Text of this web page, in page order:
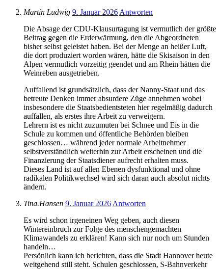
Martin Ludwig 9. Januar 2026 Antworten
Die Absage der CDU-Klausurtagung ist vermutlich der größte
Beitrag gegen die Erderwärmung, den die Abgeordneten
bisher selbst geleistet haben. Bei der Menge an heißer Luft,
die dort produziert worden wären, hätte die Skisaison in den
Alpen vermutlich vorzeitig geendet und am Rhein hätten die
Weinreben ausgetrieben.
Auffallend ist grundsätzlich, dass der Nanny-Staat und das
betreute Denken immer absurdere Züge annehmen wobei
insbesondere die Staatsbedientsteten hier regelmäßig dadurch
auffallen, als erstes ihre Arbeit zu verweigern.
Lehrern ist es nicht zuzumuten bei Schnee und Eis in die
Schule zu kommen und öffentliche Behörden bleiben
geschlossen… während jeder normale Arbeitnehmer
selbstverständlich weiterhin zur Arbeit erscheinen und die
Finanzierung der Staatsdiener aufrecht erhalten muss.
Dieses Land ist auf allen Ebenen dysfunktional und ohne
radikalen Politikwechsel wird sich daran auch absolut nichts
ändern.
Tina.Hansen 9. Januar 2026 Antworten
Es wird schon irgeneinen Weg geben, auch diesen
Wintereinbruch zur Folge des menschengemachten
Klimawandels zu erklären! Kann sich nur noch um Stunden
handeln…
Persönlich kann ich berichten, dass die Stadt Hannover heute
weitgehend still steht. Schulen geschlossen, S-Bahnverkehr